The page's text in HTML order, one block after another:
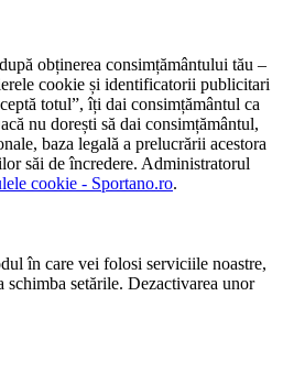
obținerea consimțământului tău –
cookie și identificatorii publicitari
totul”, îți dai consimțământul ca
nu dorești să dai consimțământul,
baza legală a prelucrării acestora
săi de încredere. Administratorul
cookie - Sportano.ro.
în care vei folosi serviciile noastre,
setările. Dezactivarea unor